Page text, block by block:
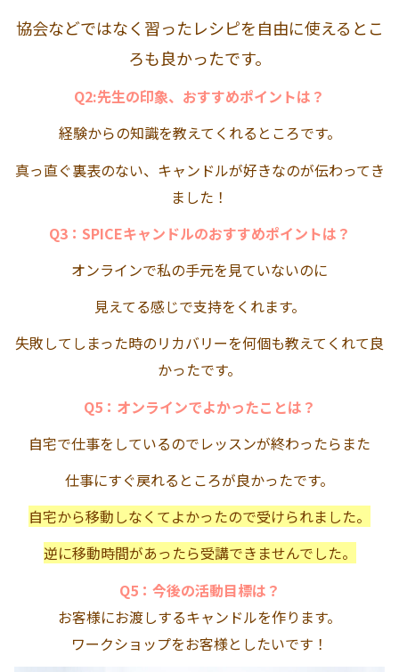
協会などではなく習ったレシピを自由に使えるとこ
ろも良かったです。
Q2:先生の印象、おすすめポイントは？
経験からの知識を教えてくれるところです。
真っ直ぐ裏表のない、キャンドルが好きなのが伝わってき
ました！
Q3：SPICEキャンドルのおすすめポイントは？
オンラインで私の手元を見ていないのに
見えてる感じで支持をくれます。
失敗してしまった時のリカバリーを何個も教えてくれて良
かったです。
Q5：オンラインでよかったことは？
自宅で仕事をしているのでレッスンが終わったらまた
仕事にすぐ戻れるところが良かったです。
自宅から移動しなくてよかったので受けられました。
逆に移動時間があったら受講できませんでした。
Q5：今後の活動目標は？
お客様にお渡しするキャンドルを作ります。
ワークショップをお客様としたいです！